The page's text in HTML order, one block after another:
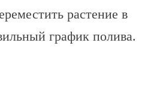
растение в
график полива.